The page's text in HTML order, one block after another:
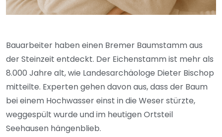
Bauarbeiter haben einen Bremer Baumstamm aus
der Steinzeit entdeckt. Der Eichenstamm ist mehr als
8.000 Jahre alt, wie Landesarchäologe Dieter Bischop
mitteilte. Experten gehen davon aus, dass der Baum
bei einem Hochwasser einst in die Weser stürzte,
weggespült wurde und im heutigen Ortsteil
Seehausen hängenblieb.